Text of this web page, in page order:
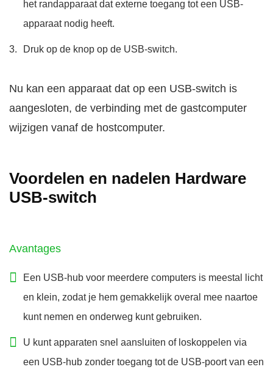
het randapparaat dat externe toegang tot een USB-
apparaat nodig heeft.
Druk op de knop op de USB-switch.
Nu kan een apparaat dat op een USB-switch is
aangesloten, de verbinding met de gastcomputer
wijzigen vanaf de hostcomputer.
Voordelen en nadelen Hardware
USB-switch
Avantages
Een USB-hub voor meerdere computers is meestal licht
en klein, zodat je hem gemakkelijk overal mee naartoe
kunt nemen en onderweg kunt gebruiken.
U kunt apparaten snel aansluiten of loskoppelen via
een USB-hub zonder toegang tot de USB-poort van een